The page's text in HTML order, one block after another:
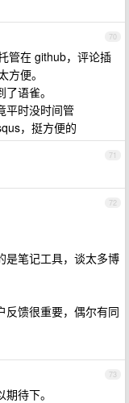
70
管在 github，评论插
便。
语雀。
平时没时间管
，挺方便的
71
72
是笔记工具，谈太多博
反馈很重要，偶尔有同
73
待下。